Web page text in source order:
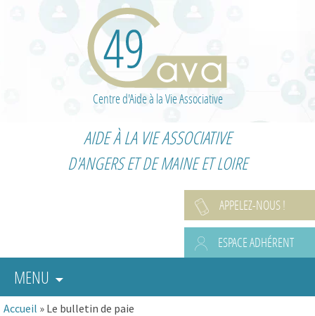
Centre d'Aide à la Vie Associative
AIDE À LA VIE ASSOCIATIVE
D'ANGERS ET DE MAINE ET LOIRE
APPELEZ-NOUS !
ESPACE ADHÉRENT
MENU
Accueil » Le bulletin de paie